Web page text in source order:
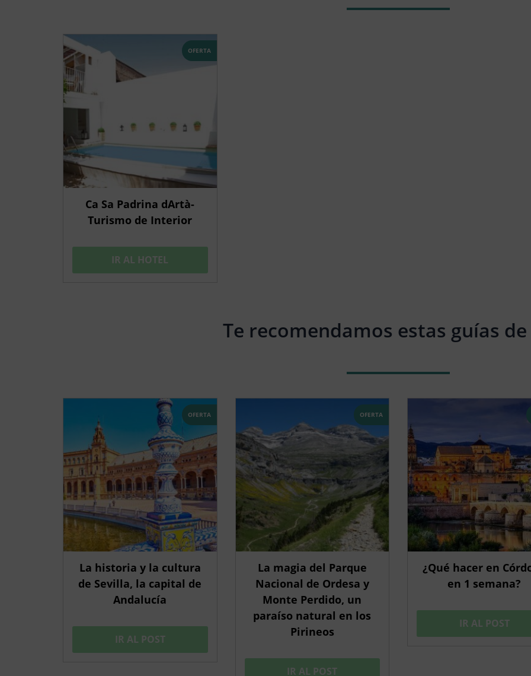
OFERTA
Ca Sa Padrina dArtà-
Turismo de Interior
IR AL HOTEL
Te recomendamos estas guías
OFERTA
La historia y la cultura
de Sevilla, la capital de
Andalucía
IR AL POST
OFERTA
La magia del Parque
Nacional de Ordesa y
Monte Perdido, un
paraíso natural en los
Pirineos
IR AL POST
¿Qué hacer en
en 1 semana?
IR AL POST